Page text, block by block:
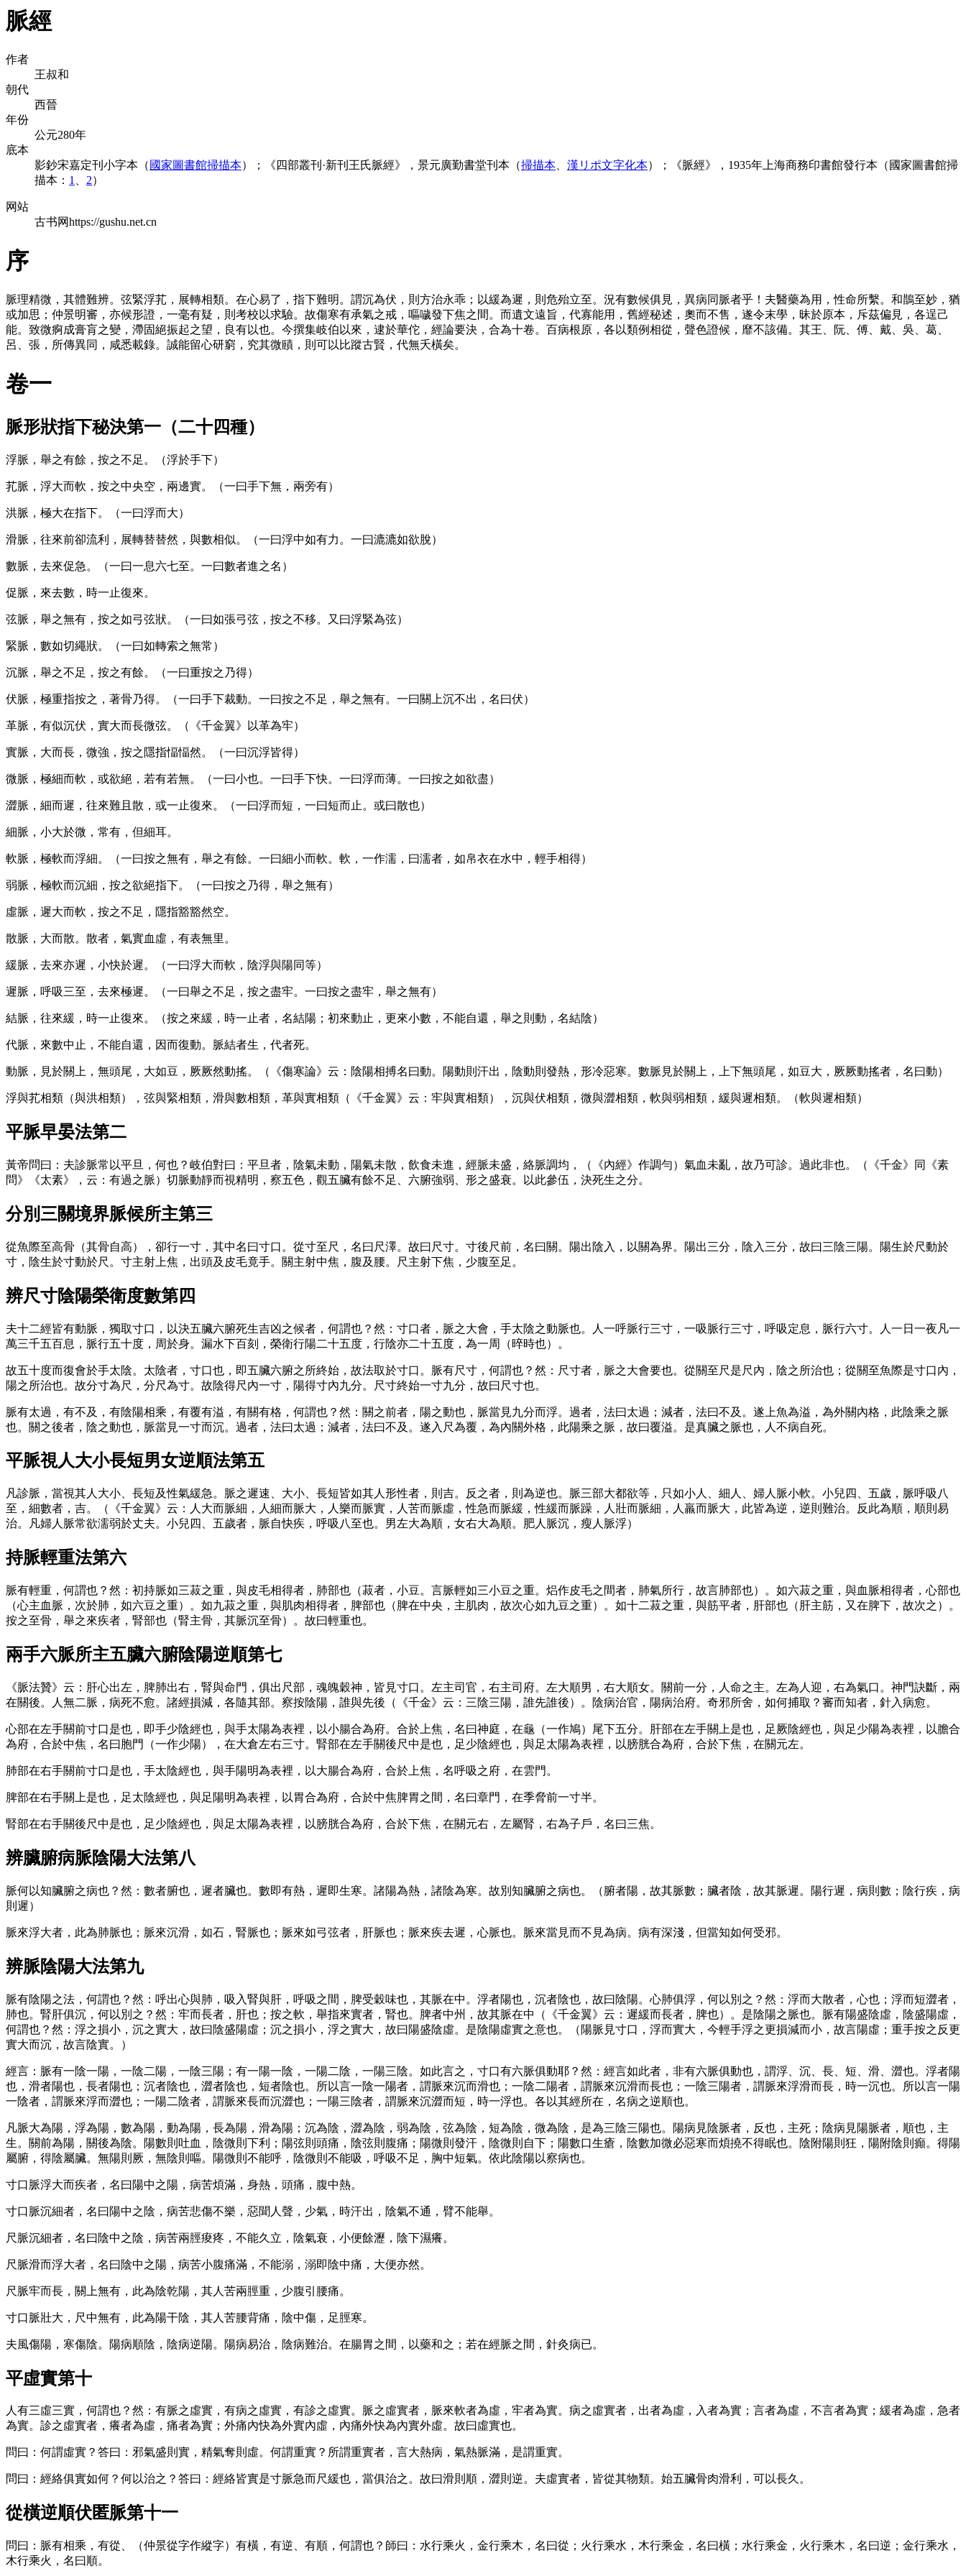
脈經
作者
王叔和
朝代
西晉
年份
公元280年
底本
影鈔宋嘉定刊小字本（ 國家圖書館掃描本）；《四部叢刊·新刊王氏脈經》，景元廣勤書堂刊本（掃描本、 漢リポ文字化本）；《脈經》，1935年上海商務印書館發行本（國家圖書館掃
描本： 1、 2）
网站
古书网https://gushu.net.cn
序
脈理精微，其體難辨。弦緊浮芤，展轉相類。在心易了，指下難明。謂沉為伏，則方治永乖；以緩為遲，則危殆立至。況有數候俱見，異病同脈者乎！夫醫藥為用，性命所繫。和鵲至妙，猶
或加思；仲景明審，亦候形證，一毫有疑，則考校以求驗。故傷寒有承氣之戒，嘔噦發下焦之間。而遺文遠旨，代寡能用，舊經秘述，奧而不售，遂令末學，昧於原本，斥茲偏見，各逞己
能。致微痾成膏肓之變，滯固絕振起之望，良有以也。今撰集岐伯以來，逮於華佗，經論要決，合為十卷。百病根原，各以類例相從，聲色證候，靡不該備。其王、阮、傅、戴、吳、葛、
呂、張，所傳異同，咸悉載錄。誠能留心研窮，究其微賾，則可以比蹤古賢，代無夭橫矣。
卷一
脈形狀指下秘決第一（二十四種）
浮脈，舉之有餘，按之不足。（浮於手下）
芤脈，浮大而軟，按之中央空，兩邊實。（一曰手下無，兩旁有）
洪脈，極大在指下。（一曰浮而大）
滑脈，往來前卻流利，展轉替替然，與數相似。（一曰浮中如有力。一曰漉漉如欲脫）
數脈，去來促急。（一曰一息六七至。一曰數者進之名）
促脈，來去數，時一止復來。
弦脈，舉之無有，按之如弓弦狀。（一曰如張弓弦，按之不移。又曰浮緊為弦）
緊脈，數如切繩狀。（一曰如轉索之無常）
沉脈，舉之不足，按之有餘。（一曰重按之乃得）
伏脈，極重指按之，著骨乃得。（一曰手下裁動。一曰按之不足，舉之無有。一曰關上沉不出，名曰伏）
革脈，有似沉伏，實大而長微弦。（《千金翼》以革為牢）
實脈，大而長，微強，按之隱指愊愊然。（一曰沉浮皆得）
微脈，極細而軟，或欲絕，若有若無。（一曰小也。一曰手下快。一曰浮而薄。一曰按之如欲盡）
澀脈，細而遲，往來難且散，或一止復來。（一曰浮而短，一曰短而止。或曰散也）
細脈，小大於微，常有，但細耳。
軟脈，極軟而浮細。（一曰按之無有，舉之有餘。一曰細小而軟。軟，一作濡，曰濡者，如帛衣在水中，輕手相得）
弱脈，極軟而沉細，按之欲絕指下。（一曰按之乃得，舉之無有）
虛脈，遲大而軟，按之不足，隱指豁豁然空。
散脈，大而散。散者，氣實血虛，有表無里。
緩脈，去來亦遲，小快於遲。（一曰浮大而軟，陰浮與陽同等）
遲脈，呼吸三至，去來極遲。（一曰舉之不足，按之盡牢。一曰按之盡牢，舉之無有）
結脈，往來緩，時一止復來。（按之來緩，時一止者，名結陽；初來動止，更來小數，不能自還，舉之則動，名結陰）
代脈，來數中止，不能自還，因而復動。脈結者生，代者死。
動脈，見於關上，無頭尾，大如豆，厥厥然動搖。（《傷寒論》云：陰陽相搏名曰動。陽動則汗出，陰動則發熱，形冷惡寒。數脈見於關上，上下無頭尾，如豆大，厥厥動搖者，名曰動）
浮與芤相類（與洪相類），弦與緊相類，滑與數相類，革與實相類（《千金翼》云：牢與實相類），沉與伏相類，微與澀相類，軟與弱相類，緩與遲相類。（軟與遲相類）
平脈早晏法第二
黃帝問曰：夫診脈常以平旦，何也？岐伯對曰：平旦者，陰氣未動，陽氣未散，飲食未進，經脈未盛，絡脈調均，（《內經》作調勻）氣血未亂，故乃可診。過此非也。（《千金》同《素
問》《太素》，云：有過之脈）切脈動靜而視精明，察五色，觀五臟有餘不足、六腑強弱、形之盛衰。以此參伍，決死生之分。
分別三關境界脈候所主第三
從魚際至高骨（其骨自高），卻行一寸，其中名曰寸口。從寸至尺，名曰尺澤。故曰尺寸。寸後尺前，名曰關。陽出陰入，以關為界。陽出三分，陰入三分，故曰三陰三陽。陽生於尺動於
寸，陰生於寸動於尺。寸主射上焦，出頭及皮毛竟手。關主射中焦，腹及腰。尺主射下焦，少腹至足。
辨尺寸陰陽榮衛度數第四
夫十二經皆有動脈，獨取寸口，以決五臟六腑死生吉凶之候者，何謂也？然：寸口者，脈之大會，手太陰之動脈也。人一呼脈行三寸，一吸脈行三寸，呼吸定息，脈行六寸。人一日一夜凡一
萬三千五百息，脈行五十度，周於身。漏水下百刻，榮衛行陽二十五度，行陰亦二十五度，為一周（晬時也）。
故五十度而復會於手太陰。太陰者，寸口也，即五臟六腑之所終始，故法取於寸口。脈有尺寸，何謂也？然：尺寸者，脈之大會要也。從關至尺是尺內，陰之所治也；從關至魚際是寸口內，
陽之所治也。故分寸為尺，分尺為寸。故陰得尺內一寸，陽得寸內九分。尺寸終始一寸九分，故曰尺寸也。
脈有太過，有不及，有陰陽相乘，有覆有溢，有關有格，何謂也？然：關之前者，陽之動也，脈當見九分而浮。過者，法曰太過；減者，法曰不及。遂上魚為溢，為外關內格，此陰乘之脈
也。關之後者，陰之動也，脈當見一寸而沉。過者，法曰太過；減者，法曰不及。遂入尺為覆，為內關外格，此陽乘之脈，故曰覆溢。是真臟之脈也，人不病自死。
平脈視人大小長短男女逆順法第五
凡診脈，當視其人大小、長短及性氣緩急。脈之遲速、大小、長短皆如其人形性者，則吉。反之者，則為逆也。脈三部大都欲等，只如小人、細人、婦人脈小軟。小兒四、五歲，脈呼吸八
至，細數者，吉。（《千金翼》云：人大而脈細，人細而脈大，人樂而脈實，人苦而脈虛，性急而脈緩，性緩而脈躁，人壯而脈細，人羸而脈大，此皆為逆，逆則難治。反此為順，順則易
治。凡婦人脈常欲濡弱於丈夫。小兒四、五歲者，脈自快疾，呼吸八至也。男左大為順，女右大為順。肥人脈沉，瘦人脈浮）
持脈輕重法第六
脈有輕重，何謂也？然：初持脈如三菽之重，與皮毛相得者，肺部也（菽者，小豆。言脈輕如三小豆之重。焒作皮毛之間者，肺氣所行，故言肺部也）。如六菽之重，與血脈相得者，心部也
（心主血脈，次於肺，如六豆之重）。如九菽之重，與肌肉相得者，脾部也（脾在中央，主肌肉，故次心如九豆之重）。如十二菽之重，與筋平者，肝部也（肝主筋，又在脾下，故次之）。
按之至骨，舉之來疾者，腎部也（腎主骨，其脈沉至骨）。故曰輕重也。
兩手六脈所主五臟六腑陰陽逆順第七
《脈法贊》云：肝心出左，脾肺出右，腎與命門，俱出尺部，魂魄穀神，皆見寸口。左主司官，右主司府。左大順男，右大順女。關前一分，人命之主。左為人迎，右為氣口。神門訣斷，兩
在關後。人無二脈，病死不愈。諸經損減，各隨其部。察按陰陽，誰與先後（《千金》云：三陰三陽，誰先誰後）。陰病治官，陽病治府。奇邪所舍，如何捕取？審而知者，針入病愈。
心部在左手關前寸口是也，即手少陰經也，與手太陽為表裡，以小腸合為府。合於上焦，名曰神庭，在龜（一作鳩）尾下五分。肝部在左手關上是也，足厥陰經也，與足少陽為表裡，以膽合
為府，合於中焦，名曰胞門（一作少陽），在大倉左右三寸。腎部在左手關後尺中是也，足少陰經也，與足太陽為表裡，以膀胱合為府，合於下焦，在關元左。
肺部在右手關前寸口是也，手太陰經也，與手陽明為表裡，以大腸合為府，合於上焦，名呼吸之府，在雲門。
脾部在右手關上是也，足太陰經也，與足陽明為表裡，以胃合為府，合於中焦脾胃之間，名曰章門，在季脅前一寸半。
腎部在右手關後尺中是也，足少陰經也，與足太陽為表裡，以膀胱合為府，合於下焦，在關元右，左屬腎，右為子戶，名曰三焦。
辨臟腑病脈陰陽大法第八
脈何以知臟腑之病也？然：數者腑也，遲者臟也。數即有熱，遲即生寒。諸陽為熱，諸陰為寒。故別知臟腑之病也。（腑者陽，故其脈數；臟者陰，故其脈遲。陽行遲，病則數；陰行疾，病
則遲）
脈來浮大者，此為肺脈也；脈來沉滑，如石，腎脈也；脈來如弓弦者，肝脈也；脈來疾去遲，心脈也。脈來當見而不見為病。病有深淺，但當知如何受邪。
辨脈陰陽大法第九
脈有陰陽之法，何謂也？然：呼出心與肺，吸入腎與肝，呼吸之間，脾受穀味也，其脈在中。浮者陽也，沉者陰也，故曰陰陽。心肺俱浮，何以別之？然：浮而大散者，心也；浮而短澀者，
肺也。腎肝俱沉，何以別之？然：牢而長者，肝也；按之軟，舉指來實者，腎也。脾者中州，故其脈在中（《千金翼》云：遲緩而長者，脾也）。是陰陽之脈也。脈有陽盛陰虛，陰盛陽虛，
何謂也？然：浮之損小，沉之實大，故曰陰盛陽虛；沉之損小，浮之實大，故曰陽盛陰虛。是陰陽虛實之意也。（陽脈見寸口，浮而實大，今輕手浮之更損減而小，故言陽虛；重手按之反更
實大而沉，故言陰實。）
經言：脈有一陰一陽，一陰二陽，一陰三陽；有一陽一陰，一陽二陰，一陽三陰。如此言之，寸口有六脈俱動耶？然：經言如此者，非有六脈俱動也，謂浮、沉、長、短、滑、澀也。浮者陽
也，滑者陽也，長者陽也；沉者陰也，澀者陰也，短者陰也。所以言一陰一陽者，謂脈來沉而滑也；一陰二陽者，謂脈來沉滑而長也；一陰三陽者，謂脈來浮滑而長，時一沉也。所以言一陽
一陰者，謂脈來浮而澀也；一陽二陰者，謂脈來長而沉澀也；一陽三陰者，謂脈來沉澀而短，時一浮也。各以其經所在，名病之逆順也。
凡脈大為陽，浮為陽，數為陽，動為陽，長為陽，滑為陽；沉為陰，澀為陰，弱為陰，弦為陰，短為陰，微為陰，是為三陰三陽也。陽病見陰脈者，反也，主死；陰病見陽脈者，順也，主
生。關前為陽，關後為陰。陽數則吐血，陰微則下利；陽弦則頭痛，陰弦則腹痛；陽微則發汗，陰微則自下；陽數口生瘡，陰數加微必惡寒而煩撓不得眠也。陰附陽則狂，陽附陰則癲。得陽
屬腑，得陰屬臟。無陽則厥，無陰則嘔。陽微則不能呼，陰微則不能吸，呼吸不足，胸中短氣。依此陰陽以察病也。
寸口脈浮大而疾者，名曰陽中之陽，病苦煩滿，身熱，頭痛，腹中熱。
寸口脈沉細者，名曰陽中之陰，病苦悲傷不樂，惡聞人聲，少氣，時汗出，陰氣不通，臂不能舉。
尺脈沉細者，名曰陰中之陰，病苦兩脛痠疼，不能久立，陰氣衰，小便餘瀝，陰下濕癢。
尺脈滑而浮大者，名曰陰中之陽，病苦小腹痛滿，不能溺，溺即陰中痛，大便亦然。
尺脈牢而長，關上無有，此為陰乾陽，其人苦兩脛重，少腹引腰痛。
寸口脈壯大，尺中無有，此為陽干陰，其人苦腰背痛，陰中傷，足脛寒。
夫風傷陽，寒傷陰。陽病順陰，陰病逆陽。陽病易治，陰病難治。在腸胃之間，以藥和之；若在經脈之間，針灸病已。
平虛實第十
人有三虛三實，何謂也？然：有脈之虛實，有病之虛實，有診之虛實。脈之虛實者，脈來軟者為虛，牢者為實。病之虛實者，出者為虛，入者為實；言者為虛，不言者為實；緩者為虛，急者
為實。診之虛實者，癢者為虛，痛者為實；外痛內快為外實內虛，內痛外快為內實外虛。故曰虛實也。
問曰：何謂虛實？答曰：邪氣盛則實，精氣奪則虛。何謂重實？所謂重實者，言大熱病，氣熱脈滿，是謂重實。
問曰：經絡俱實如何？何以治之？答曰：經絡皆實是寸脈急而尺緩也，當俱治之。故曰滑則順，澀則逆。夫虛實者，皆從其物類。始五臟骨肉滑利，可以長久。
從橫逆順伏匿脈第十一
問曰：脈有相乘，有從、（仲景從字作縱字）有橫，有逆、有順，何謂也？師曰：水行乘火，金行乘木，名曰從；火行乘水，木行乘金，名曰橫；水行乘金，火行乘木，名曰逆；金行乘水，
木行乘火，名曰順。